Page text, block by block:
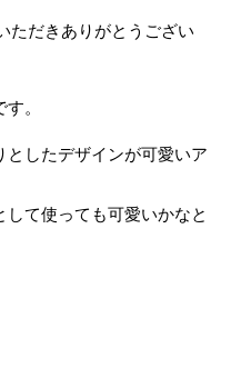
ただきありがとうござい
。
としたデザインが可愛いア
て使っても可愛いかなと